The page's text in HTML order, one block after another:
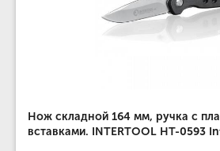
Нож складной 164 мм, ручка с
вставками. INTERTOOL HT-0593